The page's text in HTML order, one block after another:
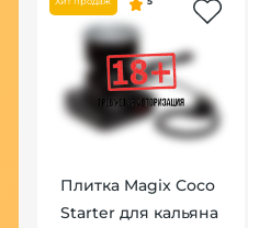
Плитка Magix Coco
Starter для кальяна